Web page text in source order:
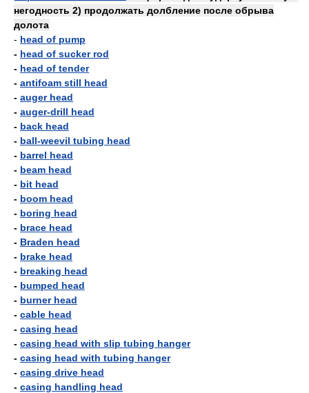
негодность 2) продолжать долбление после обрыва
долота
- head of pump
- head of sucker rod
- head of tender
- antifoam still head
- auger head
- auger-drill head
- back head
- ball-weevil tubing head
- barrel head
- beam head
- bit head
- boom head
- boring head
- brace head
- Braden head
- brake head
- breaking head
- bumped head
- burner head
- cable head
- casing head
- casing head with slip tubing hanger
- casing head with tubing hanger
- casing drive head
- casing handling head